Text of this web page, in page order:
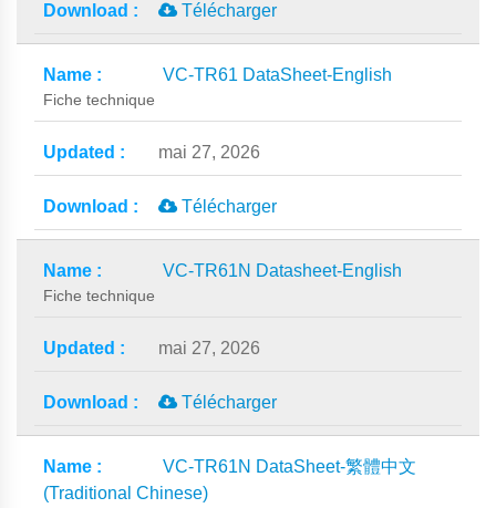
Télécharger
VC-TR61 DataSheet-English
Fiche technique
mai 27, 2026
Télécharger
VC-TR61N Datasheet-English
Fiche technique
mai 27, 2026
Télécharger
VC-TR61N DataSheet-繁體中文
(Traditional Chinese)